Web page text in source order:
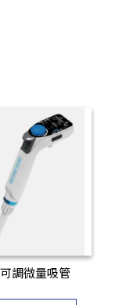
調微量吸管